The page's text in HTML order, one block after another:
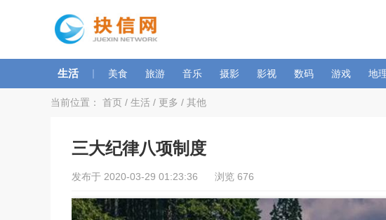
生活 | 美食 旅游 音乐 摄影 影视 数码 游戏 地
当前位置： 首页 / 生活 / 更多 / 其他
三大纪律八项制度
发布于 2020-03-29 01:23:36 浏览 676